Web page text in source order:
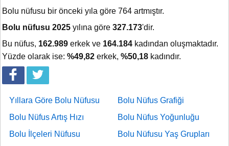
Bolu nüfusu bir önceki yıla göre 764 artmıştır.
Bolu nüfusu 2025 yılına göre 327.173'dir.
Bu nüfus, 162.989 erkek ve 164.184 kadından oluşmaktadır.
Yüzde olarak ise: %49,82 erkek, %50,18 kadındır.
Yıllara Göre Bolu Nüfusu
Bolu Nüfus Grafiği
Bolu Nüfus Artış Hızı
Bolu Nüfus Yoğunluğu
Bolu İlçeleri Nüfusu
Bolu Nüfusu Yaş Grupları